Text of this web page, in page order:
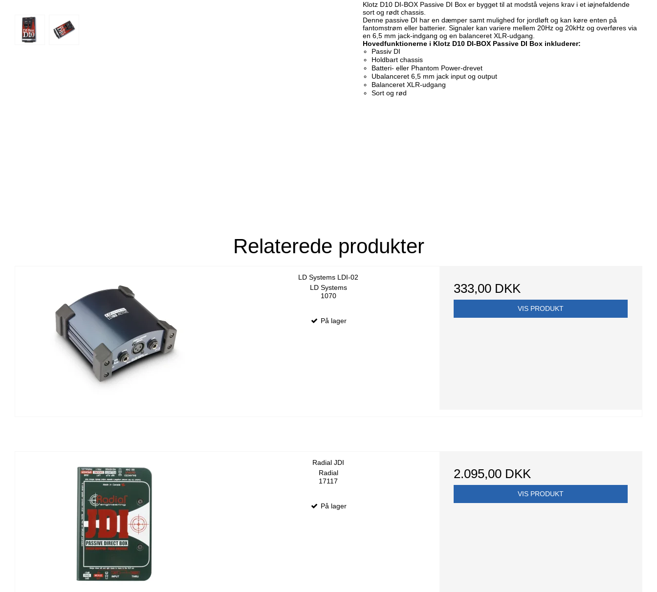
Klotz D10 DI-BOX Passive DI Box er bygget til at modstå vejens krav i et iøjnefaldende
sort og rødt chassis.
Denne passive DI har en dæmper samt mulighed for jordløft og kan køre enten på
fantomstrøm eller batterier. Signaler kan variere mellem 20Hz og 20kHz og overføres via
en 6,5 mm jack-indgang og en balanceret XLR-udgang.
Hovedfunktionerne i Klotz D10 DI-BOX Passive DI Box inkluderer:
Passiv DI
Holdbart chassis
Batteri- eller Phantom Power-drevet
Ubalanceret 6,5 mm jack input og output
Balanceret XLR-udgang
Sort og rød
Relaterede produkter
LD Systems LDI-02
LD Systems
1070
På lager
333,00 DKK
VIS PRODUKT
Radial JDI
Radial
17117
På lager
2.095,00 DKK
VIS PRODUKT